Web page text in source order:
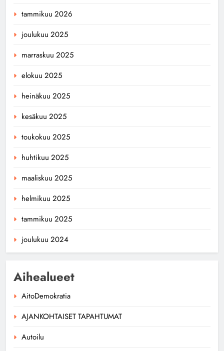
tammikuu 2026
joulukuu 2025
marraskuu 2025
elokuu 2025
heinäkuu 2025
kesäkuu 2025
toukokuu 2025
huhtikuu 2025
maaliskuu 2025
helmikuu 2025
tammikuu 2025
joulukuu 2024
Aihealueet
AitoDemokratia
AJANKOHTAISET TAPAHTUMAT
Autoilu